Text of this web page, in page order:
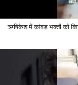
ऋषिकेश में कांवड़ भक्तों को